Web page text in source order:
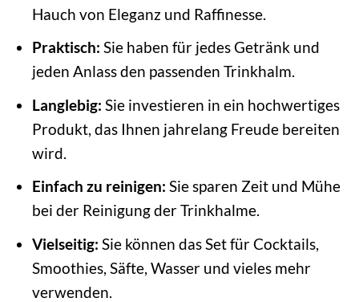
Hauch von Eleganz und Raffinesse.
Praktisch: Sie haben für jedes Getränk und
jeden Anlass den passenden Trinkhalm.
Langlebig: Sie investieren in ein hochwertiges
Produkt, das Ihnen jahrelang Freude bereiten
wird.
Einfach zu reinigen: Sie sparen Zeit und Mühe
bei der Reinigung der Trinkhalme.
Vielseitig: Sie können das Set für Cocktails,
Smoothies, Säfte, Wasser und vieles mehr
verwenden.